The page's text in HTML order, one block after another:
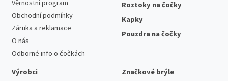
Věrnostní program
Obchodní podmínky
Záruka a reklamace
O nás
Odborné info o čočkách
Roztoky na čočky
Kapky
Pouzdra na čočky
Výrobci
Značkové brýle